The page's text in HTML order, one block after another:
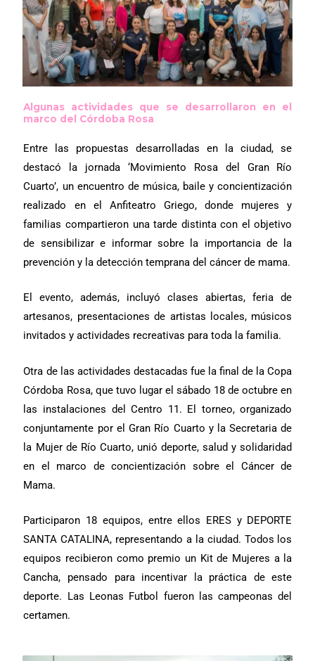
Algunas actividades que se desarrollaron en el
marco del Córdoba Rosa
Entre las propuestas desarrolladas en la ciudad, se
destacó la jornada ‘Movimiento Rosa del Gran Río
Cuarto’, un encuentro de música, baile y concientización
realizado en el Anfiteatro Griego, donde mujeres y
familias compartieron una tarde distinta con el objetivo
de sensibilizar e informar sobre la importancia de la
prevención y la detección temprana del cáncer de mama.
El evento, además, incluyó clases abiertas, feria de
artesanos, presentaciones de artistas locales, músicos
invitados y actividades recreativas para toda la familia.
Otra de las actividades destacadas fue la final de la Copa
Córdoba Rosa, que tuvo lugar el sábado 18 de octubre en
las instalaciones del Centro 11. El torneo, organizado
conjuntamente por el Gran Río Cuarto y la Secretaria de
la Mujer de Río Cuarto, unió deporte, salud y solidaridad
en el marco de concientización sobre el Cáncer de
Mama.
Participaron 18 equipos, entre ellos ERES y DEPORTE
SANTA CATALINA, representando a la ciudad. Todos los
equipos recibieron como premio un Kit de Mujeres a la
Cancha, pensado para incentivar la práctica de este
deporte. Las Leonas Futbol fueron las campeonas del
certamen.